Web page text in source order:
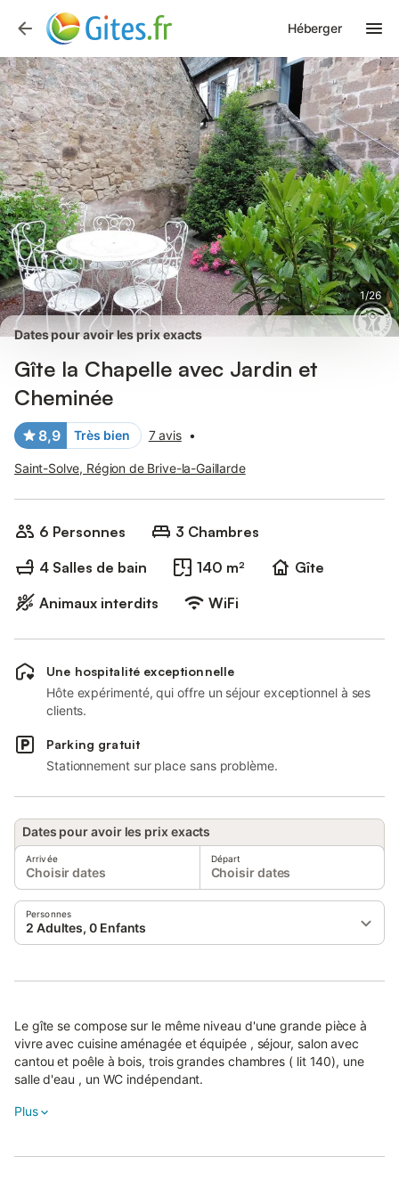
Héberger
1/26
Photos Équipements Avis des voyageurs
Dates pour avoir les prix exacts
Gîte la Chapelle avec Jardin et
Cheminée
8,9 Très bien 7 avis •
Saint-Solve, Région de Brive-la-Gaillarde
6 Personnes
3 Chambres
4 Salles de bain
140 m²
Gîte
Animaux interdits
WiFi
Une hospitalité exceptionnelle
Hôte expérimenté, qui offre un séjour exceptionnel à ses
clients.
Parking gratuit
Stationnement sur place sans problème.
Dates pour avoir les prix exacts
Arrivée
Choisir dates
Départ
Choisir dates
Personnes
2 Adultes, 0 Enfants
Le gîte se compose sur le même niveau d'une grande pièce à
vivre avec cuisine aménagée et équipée , séjour, salon avec
cantou et poêle à bois, trois grandes chambres ( lit 140), une
salle d'eau , un WC indépendant.
qu'une cour ombragée avec barbecue et salon de jardin pour
Plus